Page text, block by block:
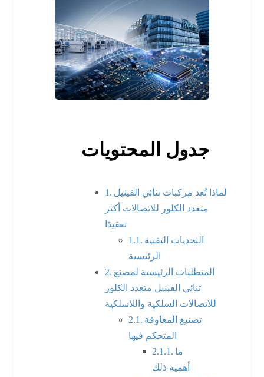
جدول المحتويات
لماذا تُعد مركبات ثنائي الفينيل
متعدد الكلور للاتصالات أكثر
تعقيدًا
التحديات التقنية
الرئيسية
المتطلبات الرئيسية لمصنع
ثنائي الفينيل متعدد الكلور
للاتصالات السلكية واللاسلكية
تصنيع المعاوقة
المتحكم فيها
أهمية ذلك